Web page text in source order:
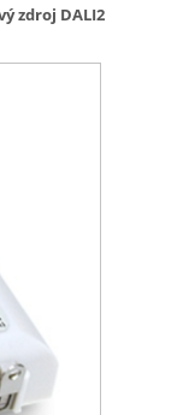
zdroj DALI2